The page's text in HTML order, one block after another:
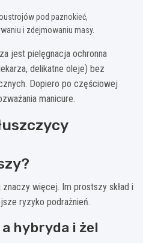
pod paznokieć,
i zdejmowaniu masy.
jest pielęgnacja ochronna
delikatne oleje) bez
Dopiero po częściowej
manicure.
więcej. Im prostszy skład i
ryzyko podrażnień.
hybryda i żel